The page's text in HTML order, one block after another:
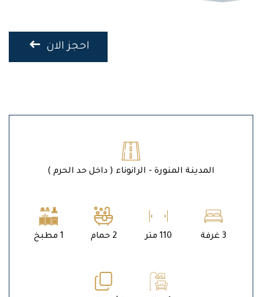
احجز الان
المدينة المنورة - الرانوناء ( داخل حد الحرم )
3 غرفة 110 متر 2 حمام 1 مطبخ